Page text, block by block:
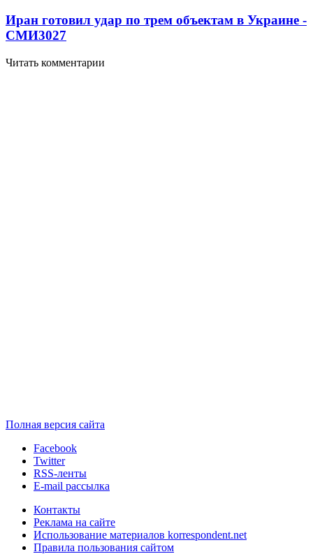
Иран готовил удар по трем объектам в Украине -
СМИ3027
Читать комментарии
Полная версия сайта
Facebook
Twitter
RSS-ленты
E-mail рассылка
Контакты
Реклама на сайте
Использование материалов korrespondent.net
Правила пользования сайтом